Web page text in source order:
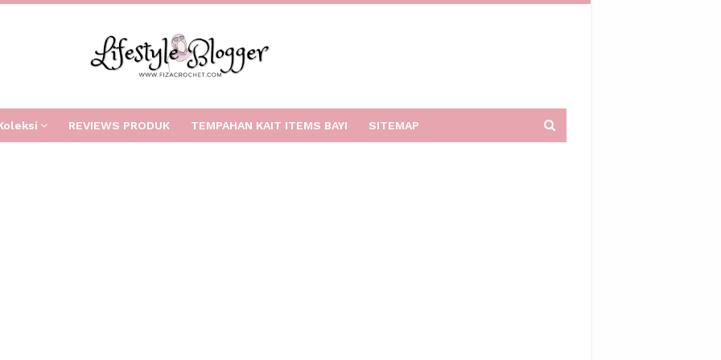
REVIEWS PRODUK TEMPAHAN KAIT ITEMS BAYI SITEMAP